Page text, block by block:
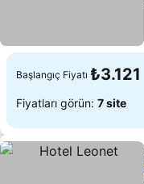
Başlangıç Fiyatı ₺3.121
Fiyatları görün: 7 site